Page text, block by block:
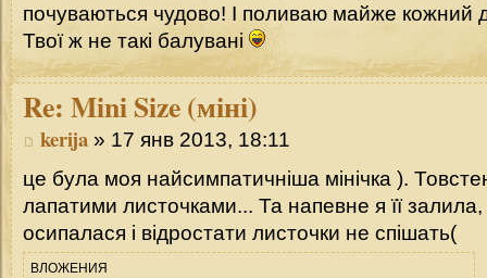
почуваються чудово! І поливаю майже кожний
Твої ж не такі балувані
Re: Mini Size (міні)
kerija » 17 янв 2013, 18:11
це була моя найсимпатичніша мінічка ).
лапатими листочками... Та напевне я її
осипалася і відростати листочки не спішать(
ВЛОЖЕНИЯ